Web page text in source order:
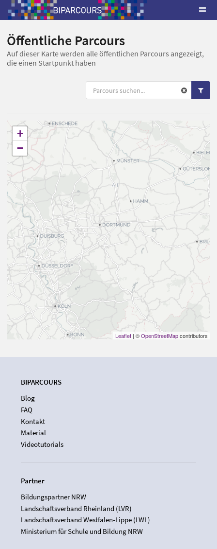
Öffentliche Parcours
Auf dieser Karte werden alle öffentlichen Parcours angezeigt,
die einen Startpunkt haben
+
−
Leaflet | ©OpenStreetMapcontributors
BIPARCOURS
Blog
FAQ
Kontakt
Material
Videotutorials
Partner
Bildungspartner NRW
Landschaftsverband Rheinland (LVR)
Landschaftsverband Westfalen-Lippe (LWL)
Ministerium für Schule und Bildung NRW